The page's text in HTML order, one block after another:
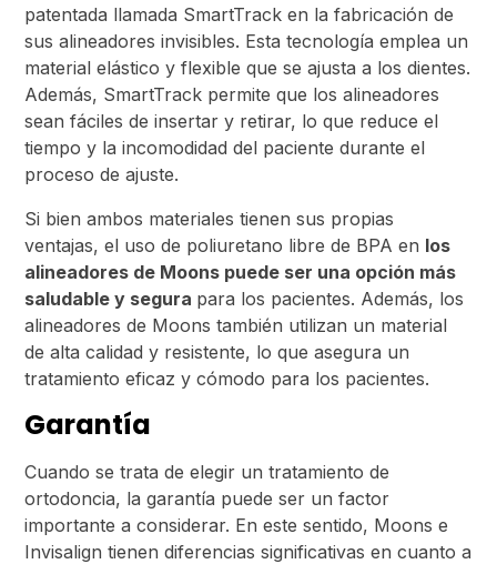
patentada llamada SmartTrack en la fabricación de
sus alineadores invisibles. Esta tecnología emplea un
material elástico y flexible que se ajusta a los dientes.
Además, SmartTrack permite que los alineadores
sean fáciles de insertar y retirar, lo que reduce el
tiempo y la incomodidad del paciente durante el
proceso de ajuste.
Si bien ambos materiales tienen sus propias
ventajas, el uso de poliuretano libre de BPA en los
alineadores de Moons puede ser una opción más
saludable y segura para los pacientes. Además, los
alineadores de Moons también utilizan un material
de alta calidad y resistente, lo que asegura un
tratamiento eficaz y cómodo para los pacientes.
Garantía
Cuando se trata de elegir un tratamiento de
ortodoncia, la garantía puede ser un factor
importante a considerar. En este sentido, Moons e
Invisalign tienen diferencias significativas en cuanto a